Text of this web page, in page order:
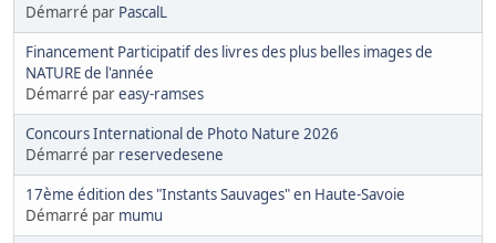
Démarré par PascalL
Financement Participatif des livres des plus belles images de
NATURE de l'année
Démarré pareasy-ramses
Concours International de Photo Nature 2026
Démarré par reservedesene
17ème édition des "Instants Sauvages" en Haute-Savoie
Démarré par mumu